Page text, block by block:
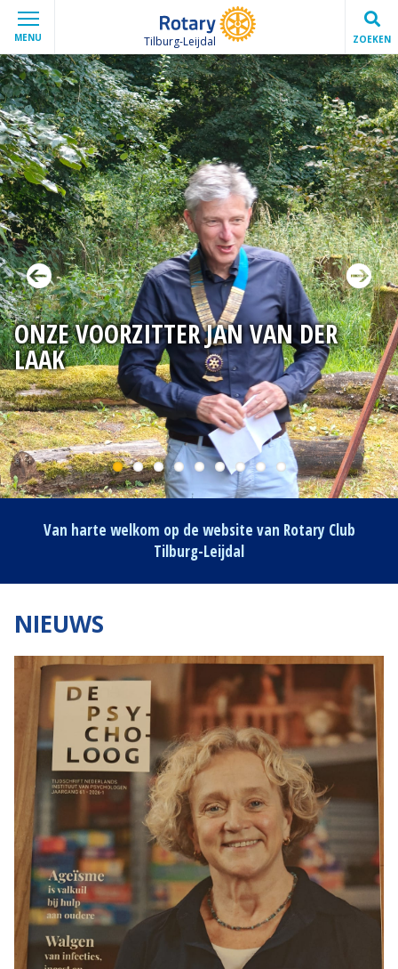
MENU Tilburg-Leijdal ZOEKEN
ONZE VOORZITTER JAN VAN DER
LAAK
Van harte welkom op de website van Rotary Club
Tilburg-Leijdal
NIEUWS